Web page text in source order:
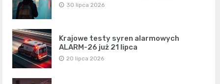
30 lipca 2026
Krajowe testy syren alarmowych
ALARM-26 już 21 lipca
20 lipca 2026